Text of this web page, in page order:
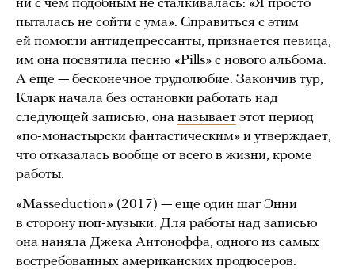
ни с чем подобным не сталкивалась: «Я просто
пыталась не сойти с ума». Справиться с этим
ей помогли антидепрессанты, признается певица,
им она посвятила песню «Pills» с нового альбома.
А еще — бесконечное трудолюбие. Закончив тур,
Кларк начала без остановки работать над
следующей записью, она называет этот период
«по-монастырски фантастическим» и утверждает,
что отказалась вообще от всего в жизни, кроме
работы.
«Masseduction» (2017) — еще один шаг Энни
в сторону поп-музыки. Для работы над записью
она наняла Джека Антоноффа, одного из самых
востребованных американских продюсеров.